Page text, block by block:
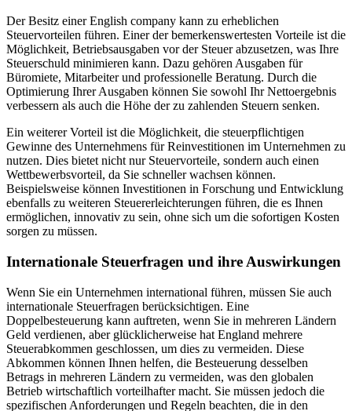
Der Besitz einer English company kann zu erheblichen
Steuervorteilen führen. Einer der bemerkenswertesten Vorteile ist die
Möglichkeit, Betriebsausgaben vor der Steuer abzusetzen, was Ihre
Steuerschuld minimieren kann. Dazu gehören Ausgaben für
Büromiete, Mitarbeiter und professionelle Beratung. Durch die
Optimierung Ihrer Ausgaben können Sie sowohl Ihr Nettoergebnis
verbessern als auch die Höhe der zu zahlenden Steuern senken.
Ein weiterer Vorteil ist die Möglichkeit, die steuerpflichtigen
Gewinne des Unternehmens für Reinvestitionen im Unternehmen zu
nutzen. Dies bietet nicht nur Steuervorteile, sondern auch einen
Wettbewerbsvorteil, da Sie schneller wachsen können.
Beispielsweise können Investitionen in Forschung und Entwicklung
ebenfalls zu weiteren Steuererleichterungen führen, die es Ihnen
ermöglichen, innovativ zu sein, ohne sich um die sofortigen Kosten
sorgen zu müssen.
Internationale Steuerfragen und ihre Auswirkungen
Wenn Sie ein Unternehmen international führen, müssen Sie auch
internationale Steuerfragen berücksichtigen. Eine
Doppelbesteuerung kann auftreten, wenn Sie in mehreren Ländern
Geld verdienen, aber glücklicherweise hat England mehrere
Steuerabkommen geschlossen, um dies zu vermeiden. Diese
Abkommen können Ihnen helfen, die Besteuerung desselben
Betrags in mehreren Ländern zu vermeiden, was den globalen
Betrieb wirtschaftlich vorteilhafter macht. Sie müssen jedoch die
spezifischen Anforderungen und Regeln beachten, die in den